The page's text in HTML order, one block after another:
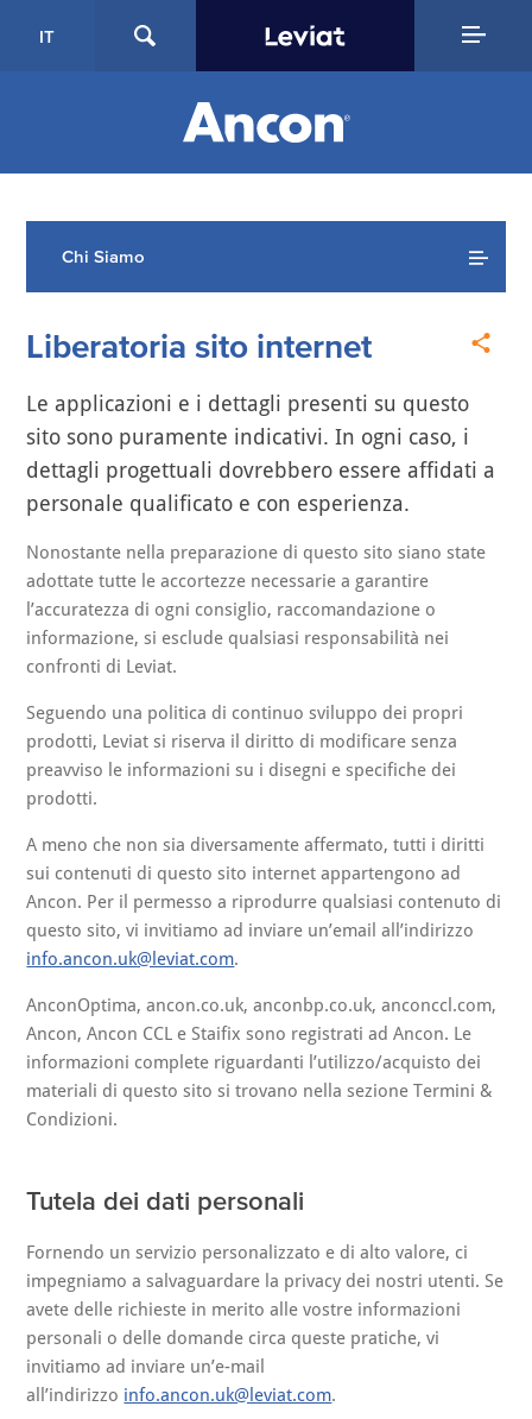
IT
Chi Siamo
Liberatoria sito internet
Le applicazioni e i dettagli presenti su questo
sito sono puramente indicativi. In ogni caso, i
dettagli progettuali dovrebbero essere affidati a
personale qualificato e con esperienza.
Nonostante nella preparazione di questo sito siano state
adottate tutte le accortezze necessarie a garantire
l’accuratezza di ogni consiglio, raccomandazione o
informazione, si esclude qualsiasi responsabilità nei
confronti di Leviat.
Seguendo una politica di continuo sviluppo dei propri
prodotti, Leviat si riserva il diritto di modificare senza
preavviso le informazioni su i disegni e specifiche dei
prodotti.
A meno che non sia diversamente affermato, tutti i diritti
sui contenuti di questo sito internet appartengono ad
Ancon. Per il permesso a riprodurre qualsiasi contenuto di
questo sito, vi invitiamo ad inviare un’email all’indirizzo
info.ancon.uk@leviat.com.
AnconOptima, ancon.co.uk, anconbp.co.uk, anconccl.com,
Ancon, Ancon CCL e Staifix sono registrati ad Ancon. Le
informazioni complete riguardanti l’utilizzo/acquisto dei
materiali di questo sito si trovano nella sezione Termini &
Condizioni.
Tutela dei dati personali
Fornendo un servizio personalizzato e di alto valore, ci
impegniamo a salvaguardare la privacy dei nostri utenti. Se
avete delle richieste in merito alle vostre informazioni
personali o delle domande circa queste pratiche, vi
invitiamo ad inviare un’e-mail
all’indirizzo info.ancon.uk@leviat.com.